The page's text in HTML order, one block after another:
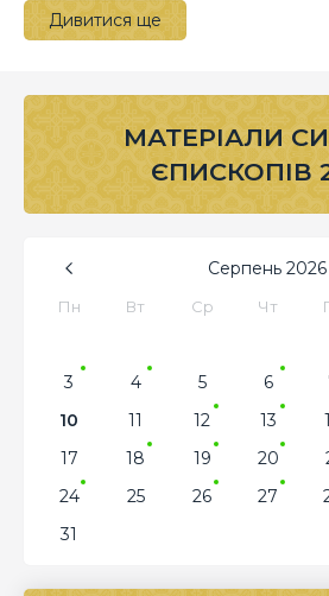
Дивитися ще
МАТЕРІАЛИ
ЄПИСКОПІВ
Серпень 2026
Пн Вт Ср Чт
3
4 5 6
10
11 12 13
17
18 19 20
24
25 26 27
31